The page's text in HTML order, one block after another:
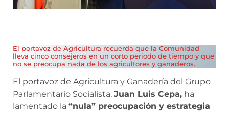
El portavoz de Agricultura recuerda que la Comunidad
lleva cinco consejeros en un corto periodo de tiempo y que
no se preocupa nada de los agricultores y ganaderos.
El portavoz de Agricultura y Ganadería del Grupo
Parlamentario Socialista, Juan Luis Cepa, ha
lamentado la “nula” preocupación y estrategia